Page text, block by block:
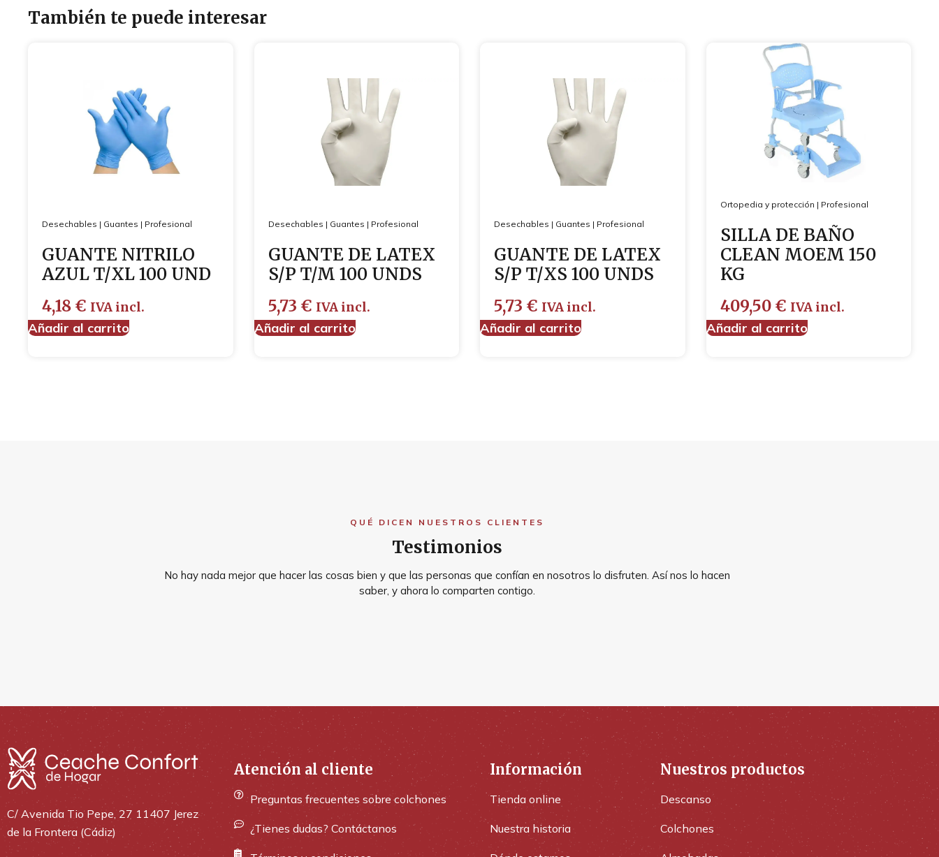
También te puede interesar
Desechables | Guantes | Profesional
GUANTE NITRILO
AZUL T/XL 100 UND
4,18 € IVA incl.
Añadir al carrito
Desechables | Guantes | Profesional
GUANTE DE LATEX
S/P T/M 100 UNDS
5,73 € IVA incl.
Añadir al carrito
Desechables | Guantes | Profesional
GUANTE DE LATEX
S/P T/XS 100 UNDS
5,73 € IVA incl.
Añadir al carrito
Ortopedia y protección | Profesional
SILLA DE BAÑO
CLEAN MOEM 150
KG
409,50 € IVA incl.
Añadir al carrito
QUÉ DICEN NUESTROS CLIENTES
Testimonios
No hay nada mejor que hacer las cosas bien y que las personas que confían en nosotros lo disfruten. Así nos lo hacen
saber, y ahora lo comparten contigo.
C/ Avenida Tio Pepe, 27 11407 Jerez
de la Frontera (Cádiz)
Atención al cliente
Preguntas frecuentes sobre colchones
¿Tienes dudas? Contáctanos
Información
Tienda online
Nuestra historia
Nuestros productos
Descanso
Colchones